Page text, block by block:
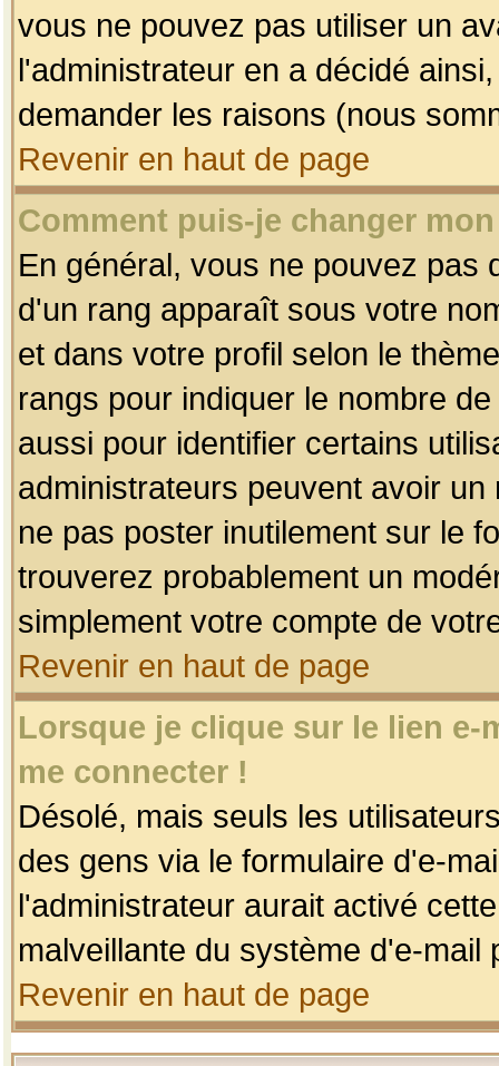
vous ne pouvez pas utiliser un
l'administrateur en a décidé
demander les raisons (nous
Revenir en haut de page
Comment puis-je changer
En général, vous ne pouvez pas
d'un rang apparaît sous votre
et dans votre profil selon le
rangs pour indiquer le nombre
aussi pour identifier certains
administrateurs peuvent avoir
ne pas poster inutilement sur le
trouverez probablement un
simplement votre compte de
Revenir en haut de page
Lorsque je clique sur le lien
me connecter !
Désolé, mais seuls les
des gens via le formulaire d'e-
l'administrateur aurait activé
malveillante du système d'e-
Revenir en haut de page